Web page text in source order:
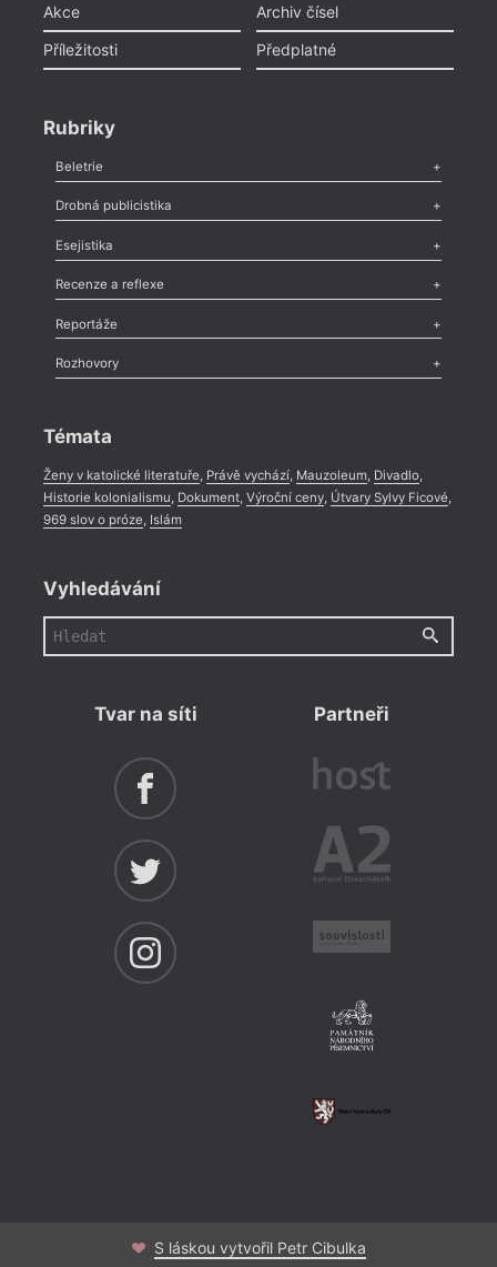
Akce
Příležitosti
Archiv čísel
Předplatné
Rubriky
Beletrie
Poezie,Próza,Dokumenty
Drobná publicistika
Odlesk
Nekrolog,Glosa,Sloupek,Pozvánka,Literární soutěž,
Esejistika
Esej , Pádlo,Úvaha
Recenze a reflexe
Recenze
Méně slov o próze,Celá rubrika
Reportáže
Literární zítřky
Celá rubrika
Rozhovory
Témata
Ženy v katolické literatuře, Právě vychází, Mauzoleum, Divadlo,
Historie kolonialismu, Dokument, Výroční ceny, Útvary Sylvy Ficové,
969 slov o próze, Islám
Vyhledávání
Tvar na síti Partneři
S láskou vytvořil Petr Cibulka